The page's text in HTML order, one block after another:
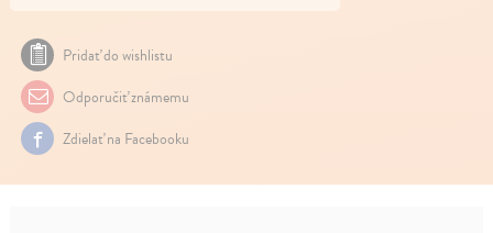
Pridať do wishlistu
Odporučiť známemu
Zdielať na Facebooku